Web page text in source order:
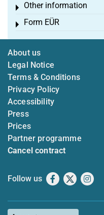
Other information
Toggle menu
Form EÜR
Toggle menu
About us
Legal Notice
Terms & Conditions
Privacy Policy
Accessibility
Press
Prices
Partner programme
Cancel contract
Follow us Facebook
X